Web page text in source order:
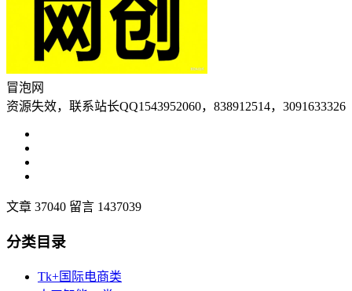
冒泡网
资源失效，联系站长QQ1543952060，838912514，3091633326
文章 37040 留言 1437039
分类目录
Tk+国际电商类